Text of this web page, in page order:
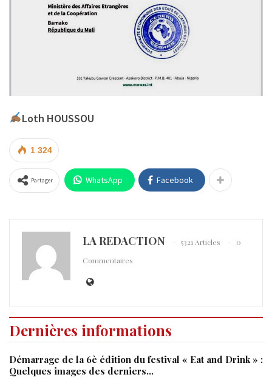
Loth HOUSSOU
1 324
Partager WhatsApp Facebook
LA REDACTION 5321 Articles
0
Commentaires
Dernières informations
Démarrage de la 6è édition du festival « Eat and Drink » :
Quelques images des derniers…